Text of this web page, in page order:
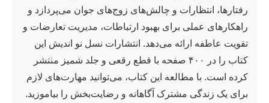
رفتارها، انتظارات و چالش‌های زوج‌های جوان می‌پردازد و
راهکارهای عملی برای بهبود ارتباطات، مدیریت تعارضات و
تقویت عاطفه ارائه می‌دهد. انتشارات نسل نو اندیش این
کتاب را در ۴۰۰ صفحه با قطع رقعی و جلد شمیز منتشر
کرده است. با مطالعه این کتاب، می‌توانید مهارت‌های لازم
برای یک زندگی مشترک آگاهانه و رضایت‌بخش را بیاموزید.